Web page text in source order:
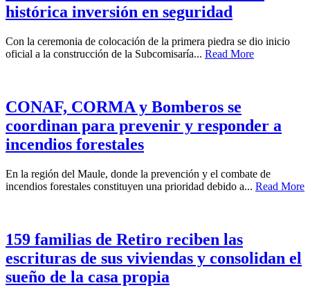
histórica inversión en seguridad
Con la ceremonia de colocación de la primera piedra se dio inicio
oficial a la construcción de la Subcomisaría... Read More
CONAF, CORMA y Bomberos se
coordinan para prevenir y responder a
incendios forestales
En la región del Maule, donde la prevención y el combate de
incendios forestales constituyen una prioridad debido a... Read More
159 familias de Retiro reciben las
escrituras de sus viviendas y consolidan el
sueño de la casa propia